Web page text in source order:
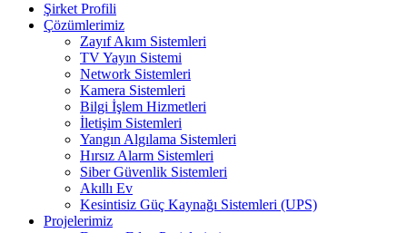
Şirket Profili
Çözümlerimiz
Zayıf Akım Sistemleri
TV Yayın Sistemi
Network Sistemleri
Kamera Sistemleri
Bilgi İşlem Hizmetleri
İletişim Sistemleri
Yangın Algılama Sistemleri
Hırsız Alarm Sistemleri
Siber Güvenlik Sistemleri
Akıllı Ev
Kesintisiz Güç Kaynağı Sistemleri (UPS)
Projelerimiz